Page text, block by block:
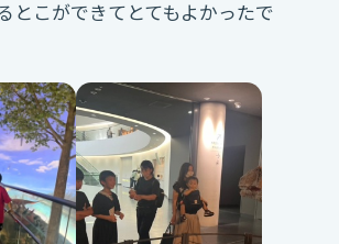
とこができてとてもよかったで